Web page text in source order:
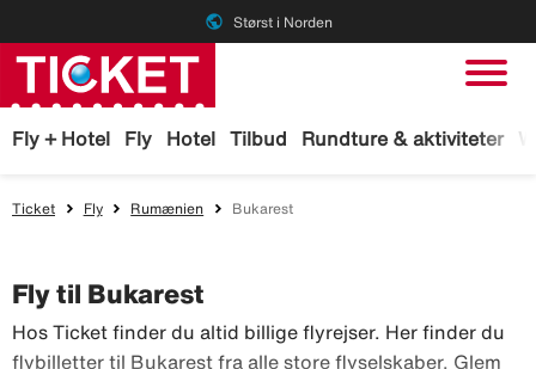
public Størst i Norden
Fly + Hotel Fly Hotel Tilbud Rundture & aktiviteter
Ticket Fly Rumænien Bukarest
Fly til Bukarest
Hos Ticket finder du altid billige flyrejser. Her finder du
flybilletter til Bukarest fra alle store flyselskaber. Glem